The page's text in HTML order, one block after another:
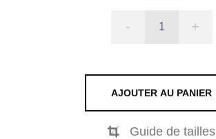
- +
AJOUTER AU PANIER
Guide de tailles